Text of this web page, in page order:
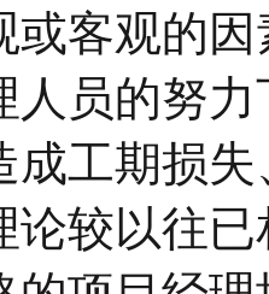
或客观的
人员的努
成工期损
论较以往